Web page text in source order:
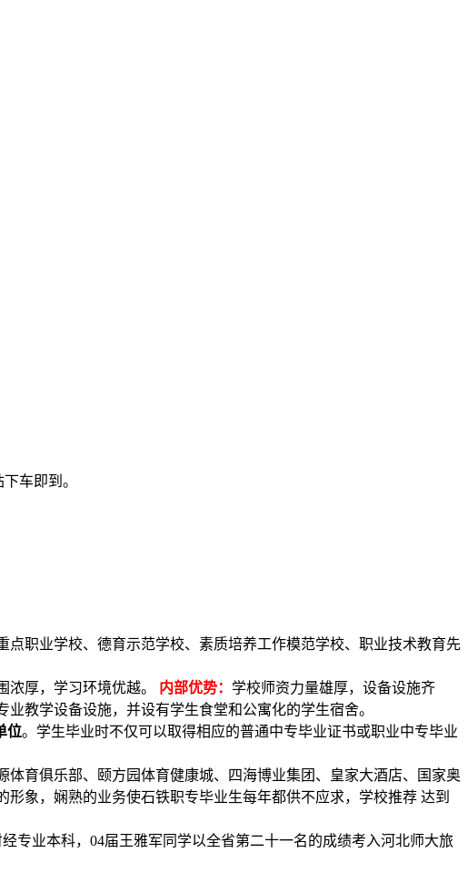
车即到。
职业学校、德育示范学校、素质培养工作模范学校、职业技术教育先
浓厚，学习环境优越。 内部优势： 学校师资力量雄厚，设备设施齐
教学设备设施，并设有学生食堂和公寓化的学生宿舍。
位。学生毕业时不仅可以取得相应的普通中专毕业证书或职业中专毕业
育俱乐部、颐方园体育健康城、四海博业集团、皇家大酒店、国家奥
象，娴熟的业务使石铁职专毕业生每年都供不应求，学校推荐 达到
专业本科，04届王雅军同学以全省第二十一名的成绩考入河北师大旅